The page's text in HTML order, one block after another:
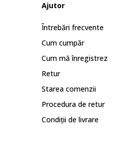
Ajutor
Întrebări frecvente
Cum cumpăr
Cum mă înregistrez
Retur
Starea comenzii
Procedura de retur
Condiții de livrare